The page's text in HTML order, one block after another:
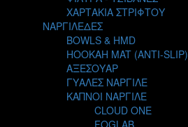
ΧΑΡΤΑΚΙΑ ΣΤΡΙΦΤΟΥ
ΝΑΡΓΙΛΕΔΕΣ
BOWLS & HMD
HOOKAH MAT (ANTI-SLIP)
ΑΞΕΣΟΥΑΡ
ΓΥΑΛΕΣ ΝΑΡΓΙΛΕ
ΚΑΠΝΟΙ ΝΑΡΓΙΛΕ
CLOUD ONE
FOGLAB